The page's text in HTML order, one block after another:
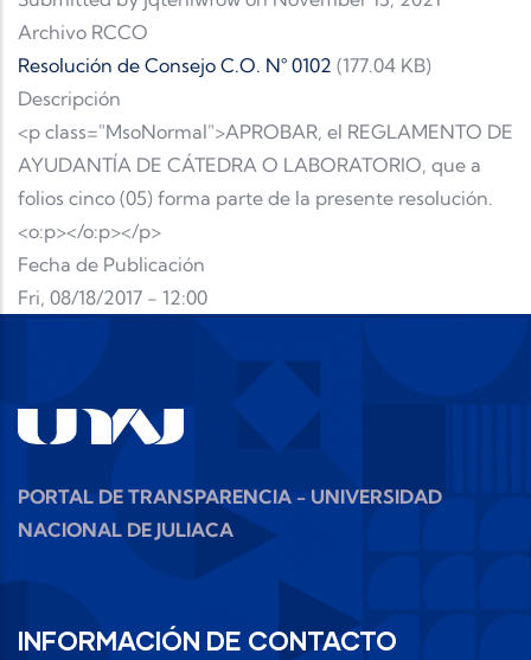
Archivo RCCO
Resolución de Consejo C.O. N° 0102 (177.04 KB)
Descripción
<p class="MsoNormal">APROBAR, el REGLAMENTO DE
AYUDANTÍA DE CÁTEDRA O LABORATORIO, que a
folios cinco (05) forma parte de la presente resolución.
<o:p></o:p></p>
Fecha de Publicación
Fri, 08/18/2017 - 12:00
PORTAL DE TRANSPARENCIA - UNIVERSIDAD
NACIONAL DE JULIACA
INFORMACIÓN DE CONTACTO